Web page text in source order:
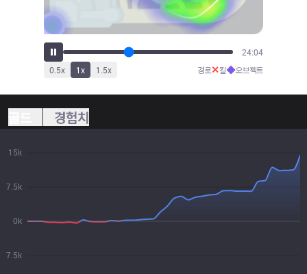
26:28
0.5x 1x 1.5x 경로✕킬◆오브젝트
경험치
7.5k
0k
7.5k
15k